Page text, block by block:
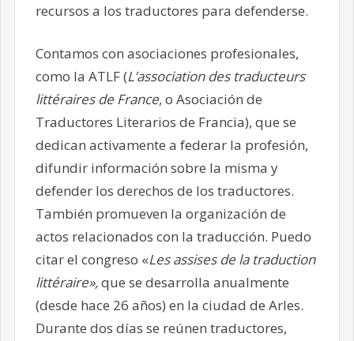
recursos a los traductores para defenderse.
Contamos con asociaciones profesionales,
como la ATLF (L’association des traducteurs
littéraires de France, o Asociación de
Traductores Literarios de Francia), que se
dedican activamente a federar la profesión,
difundir información sobre la misma y
defender los derechos de los traductores.
También promueven la organización de
actos relacionados con la traducción. Puedo
citar el congreso «Les assises de la traduction
littéraire»,que se desarrolla anualmente
(desde hace 26 años) en la ciudad de Arles.
Durante dos días se reúnen traductores,